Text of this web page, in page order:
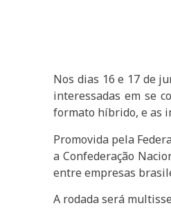
Nos dias 16 e 17 de
interessadas em se
formato híbrido, e as
Promovida pela
a Confederação
entre empresas
A rodada será